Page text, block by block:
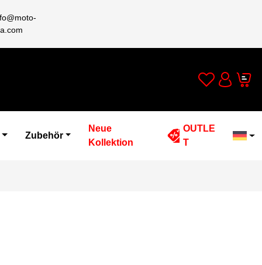
Wishlist
Cart
Zubehör
Neue
Kollektion
OUTLE
T